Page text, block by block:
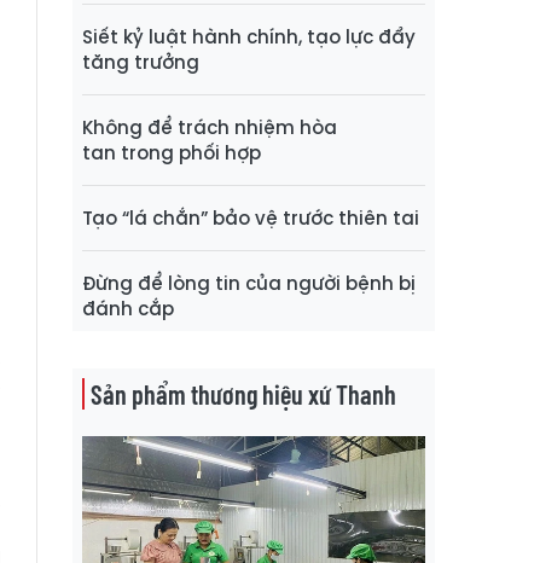
Siết kỷ luật hành chính, tạo lực đẩy
tăng trưởng
Không để trách nhiệm hòa
tan trong phối hợp
Tạo “lá chắn” bảo vệ trước thiên tai
Đừng để lòng tin của người bệnh bị
đánh cắp
Sản phẩm thương hiệu xứ Thanh